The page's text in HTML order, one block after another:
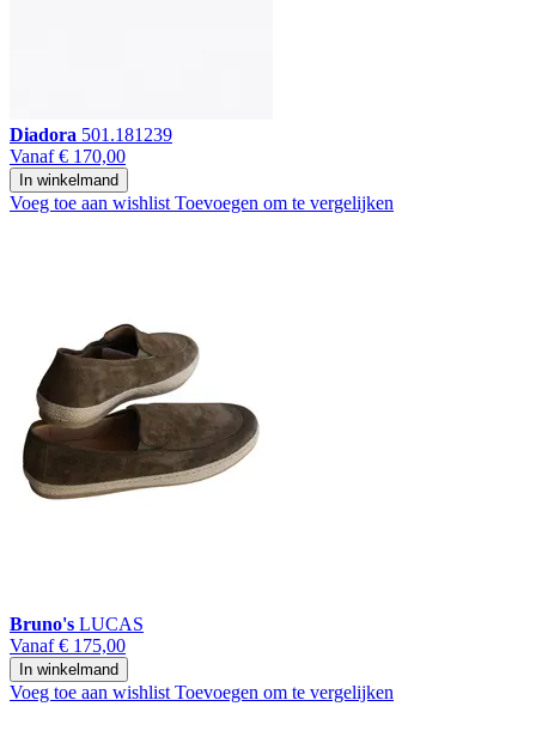
Diadora 501.181239
Vanaf € 170,00
In winkelmand
Voeg toe aan wishlist Toevoegen om te vergelijken
Bruno's LUCAS
Vanaf € 175,00
In winkelmand
Voeg toe aan wishlist Toevoegen om te vergelijken